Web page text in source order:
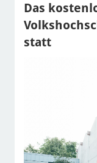
Das
statt